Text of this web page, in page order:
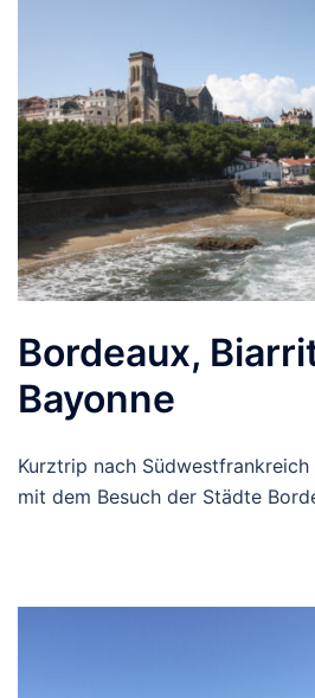
Bordeaux,
Bayonne
Kurztrip nach Südwestfrankreich
mit dem Besuch der Städte